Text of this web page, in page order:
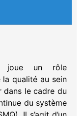
joue un rôle
qualité au sein
dans le cadre du
du système